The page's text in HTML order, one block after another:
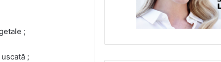
;
;